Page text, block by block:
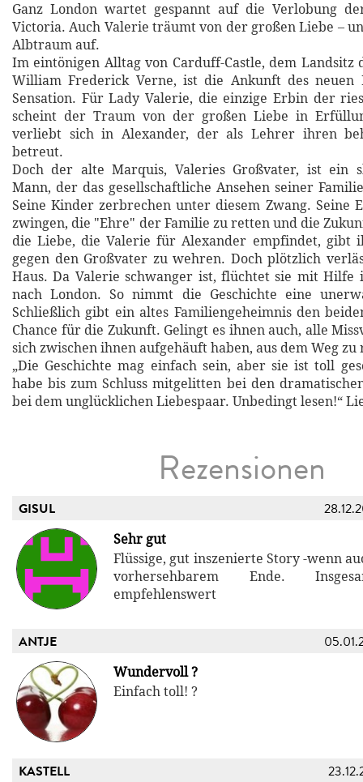
Ganz London wartet gespannt auf die Verlobung
Victoria. Auch Valerie träumt von der großen Liebe –
Albtraum auf.
Im eintönigen Alltag von Carduff-Castle, dem Landsitz
William Frederick Verne, ist die Ankunft des neuen
Sensation. Für Lady Valerie, die einzige Erbin der
scheint der Traum von der großen Liebe in
verliebt sich in Alexander, der als Lehrer ihren
betreut.
Doch der alte Marquis, Valeries Großvater, ist ein
Mann, der das gesellschaftliche Ansehen seiner
Seine Kinder zerbrechen unter diesem Zwang. Seine
zwingen, die "Ehre" der Familie zu retten und die
die Liebe, die Valerie für Alexander empfindet, gibt
gegen den Großvater zu wehren. Doch plötzlich
Haus. Da Valerie schwanger ist, flüchtet sie mit
nach London. So nimmt die Geschichte eine
Schließlich gibt ein altes Familiengeheimnis den
Chance für die Zukunft. Gelingt es ihnen auch, alle
sich zwischen ihnen aufgehäuft haben, aus dem Weg zu
„Die Geschichte mag einfach sein, aber sie ist toll
habe bis zum Schluss mitgelitten bei den
bei dem unglücklichen Liebespaar. Unbedingt lesen!“
Rezensionen
GISUL
Sehr gut
Flüssige, gut inszenierte Story -wenn
vorhersehbarem Ende.
empfehlenswert
ANTJE
Wundervoll ?
Einfach toll! ?
KASTELL